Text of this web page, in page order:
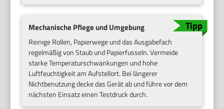
Mechanische Pflege und Umgebung
Reinige Rollen, Papierwege und das Ausgabefach
regelmäßig von Staub und Papierfusseln. Vermeide
starke Temperaturschwankungen und hohe
Luftfeuchtigkeit am Aufstellort. Bei längerer
Nichtbenutzung decke das Gerät ab und führe vor dem
nächsten Einsatz einen Testdruck durch.